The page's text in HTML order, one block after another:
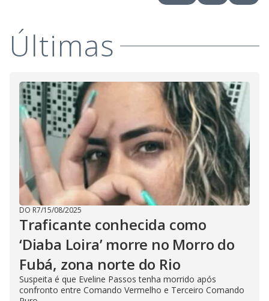
o
Últimas
DO R7/15/08/2025
Traficante conhecida como
‘Diaba Loira’ morre no Morro do
Fubá, zona norte do Rio
Suspeita é que Eveline Passos tenha morrido após
confronto entre Comando Vermelho e Terceiro Comando